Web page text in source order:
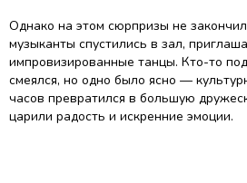
Однако на этом сюрпризы не
музыканты спустились в зал,
импровизированные танцы. Кто-то
смеялся, но одно было ясно —
часов превратился в большую
царили радость и искренние эмоции.